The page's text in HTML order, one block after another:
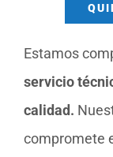
Estamos
servicio
calidad.
compromete